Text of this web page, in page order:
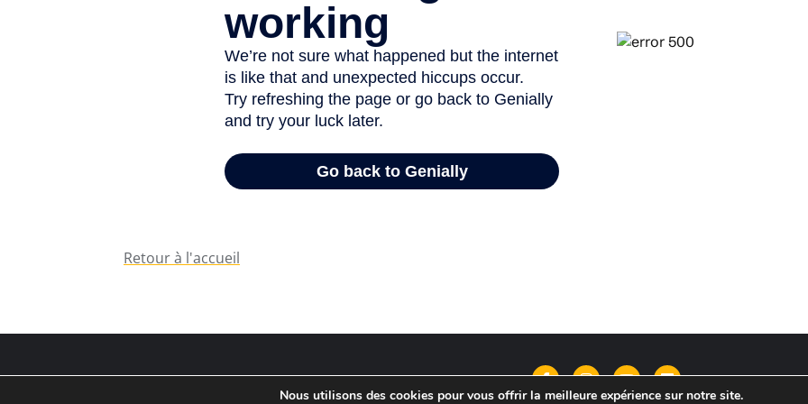
Retour à l'accueil
Nous utilisons des cookies pour vous offrir la meilleure expérience sur notre site.